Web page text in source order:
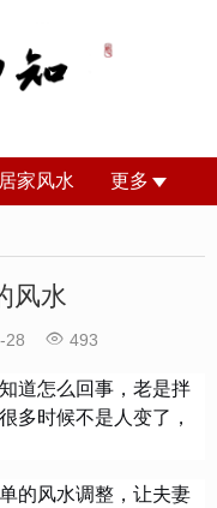
居家风水 更多
风水
28  493
道怎么回事，老是拌
多时候不是人变了，
的风水调整，让夫妻